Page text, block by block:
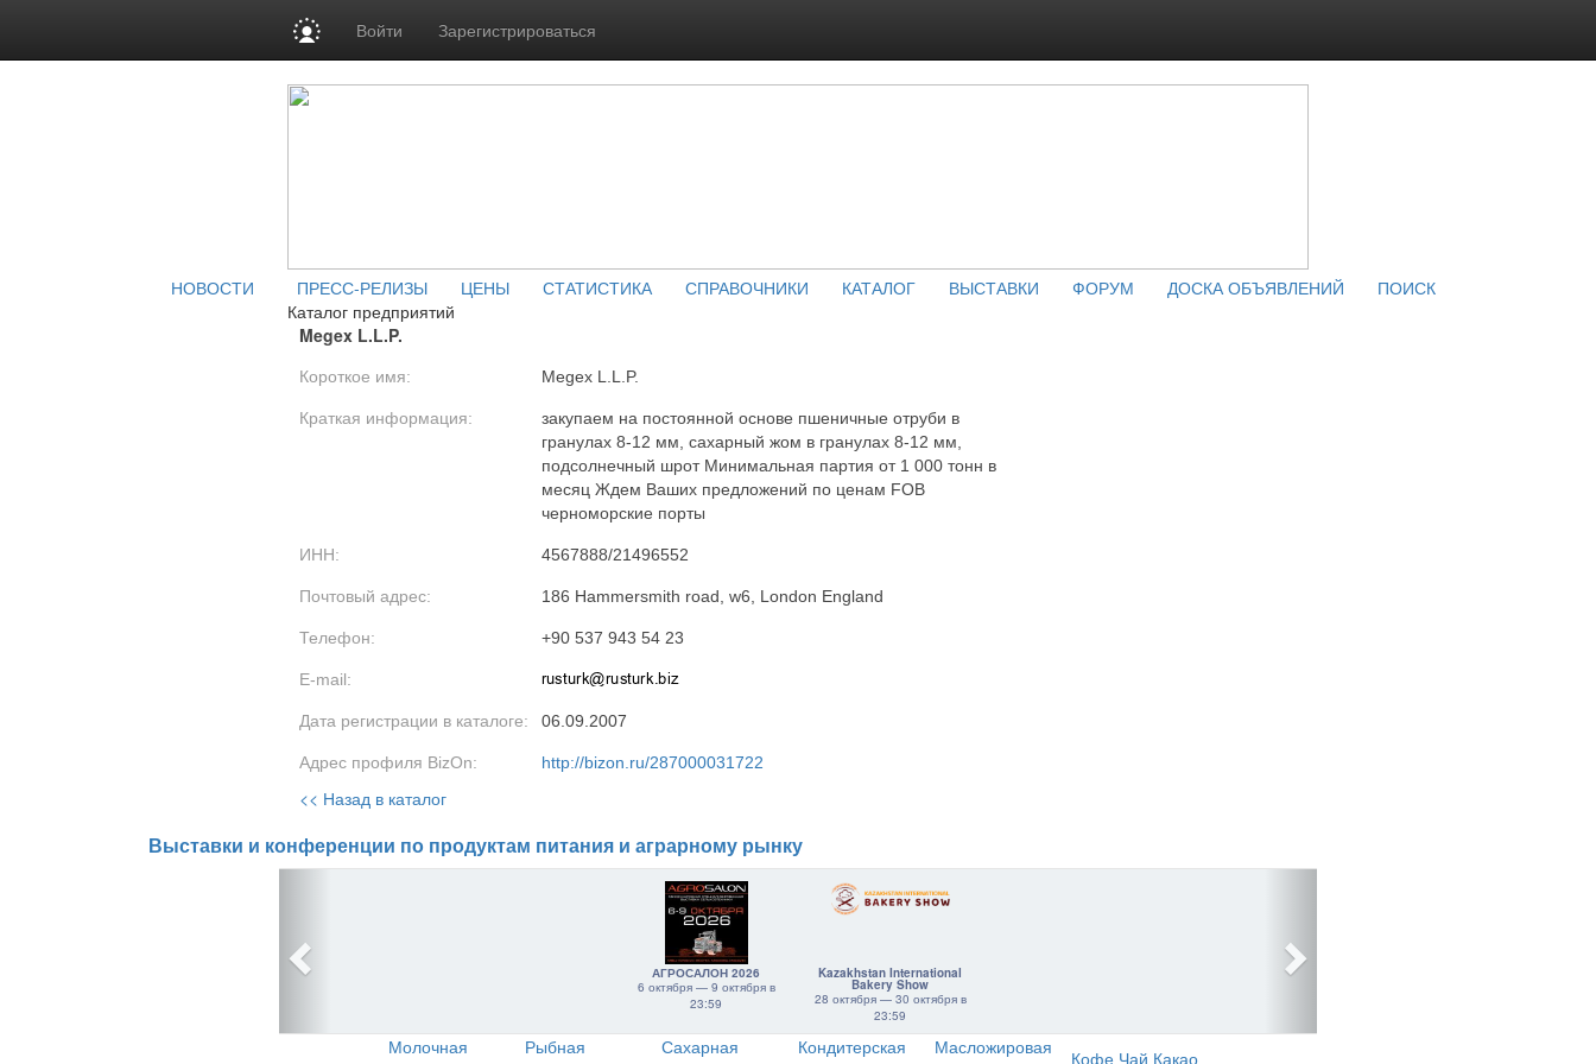
Войти Зарегистрироваться
НОВОСТИ ПРЕСС-РЕЛИЗЫ ЦЕНЫ СТАТИСТИКА СПРАВОЧНИКИ КАТАЛОГ ВЫСТАВКИ ФОРУМ ДОСКА ОБЪЯВЛЕНИЙ
ПОИСК
Каталог предприятий
Megex L.L.P.
Короткое имя: Megex L.L.P.
Краткая информация:
закупаем на постоянной основе пшеничные отруби в
гранулах 8-12 мм, сахарный жом в гранулах 8-12 мм,
подсолнечный шрот Минимальная партия от 1 000 тонн в
месяц Ждем Ваших предложений по ценам FOB
черноморские порты
ИНН: 4567888/21496552
Почтовый адрес: 186 Hammersmith road, w6, London England
Телефон: +90 537 943 54 23
E-mail:
Дата регистрации в каталоге: 06.09.2007
Адрес профиля BizOn: http://bizon.ru/287000031722
<< Назад в каталог
Выставки и конференции по продуктам питания и аграрному рынку
АГРОСАЛОН 2026
6 октября — 9 октября в
23:59
Kazakhstan International
Bakery Show
28 октября — 30 октября в
23:59
Молочная
Рыбная
Сахарная
Кондитерская
Масложировая
Кофе Чай Какао